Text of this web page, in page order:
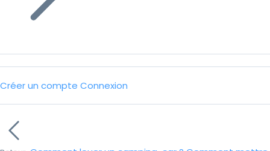
Créer un compte Connexion